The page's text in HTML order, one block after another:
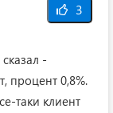
3
-
процент 0,8%.
таки клиент